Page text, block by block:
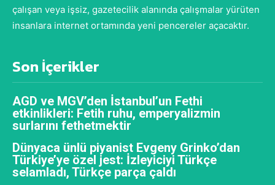
çalışan veya işsiz, gazetecilik alanında çalışmalar yürüten
insanlara internet ortamında yeni pencereler açacaktır.
Son İçerikler
AGD ve MGV’den İstanbul’un Fethi
etkinlikleri: Fetih ruhu, emperyalizmin
surlarını fethetmektir
Dünyaca ünlü piyanist Evgeny Grinko’dan
Türkiye’ye özel jest: İzleyiciyi Türkçe
selamladı, Türkçe parça çaldı